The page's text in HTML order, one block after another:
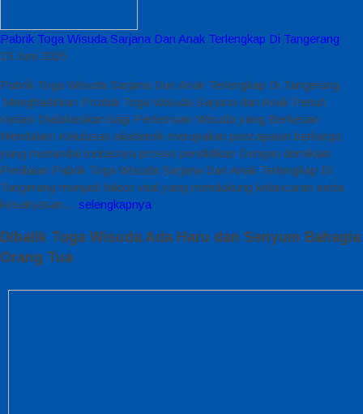
Pabrik Toga Wisuda Sarjana Dan Anak Terlengkap Di Tangerang
19 Juni 2026
Pabrik Toga Wisuda Sarjana Dan Anak Terlengkap Di Tangerang
Menghadirkan Produk Toga Wisuda Sarjana dan Anak Penuh
variasi Dialokasikan bagi Pertemuan Wisuda yang Berkesan
Mendalam Kelulusan akademik merupakan pencapaian berharga
yang menandai tuntasnya proses pendidikan Dengan demikian
Penilaian Pabrik Toga Wisuda Sarjana Dan Anak Terlengkap Di
Tangerang menjadi faktor vital yang mendukung kelancaran serta
kesuksesan… selengkapnya
Dibalik Toga Wisuda Ada Haru dan Senyum Bahagia
Orang Tua